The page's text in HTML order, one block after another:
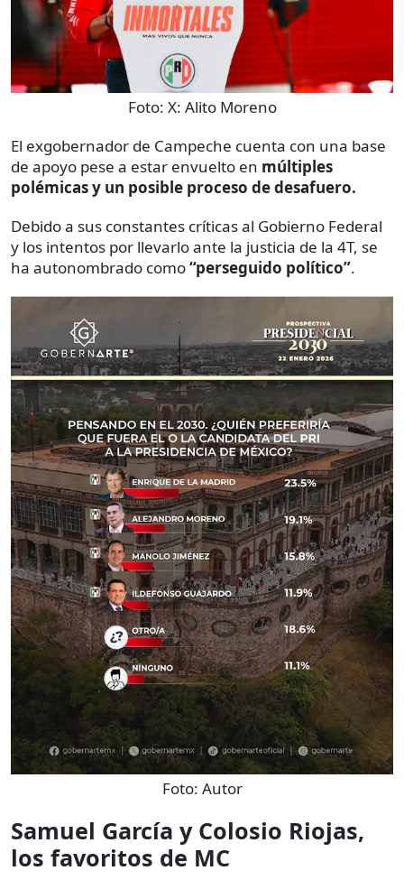
Foto: X: Alito Moreno
El exgobernador de Campeche cuenta con una base
de apoyo pese a estar envuelto en múltiples
polémicas y un posible proceso de desafuero.
Debido a sus constantes críticas al Gobierno Federal
y los intentos por llevarlo ante la justicia de la 4T, se
ha autonombrado como“perseguido político”.
Foto: Autor
Samuel García y Colosio Riojas,
los favoritos de MC